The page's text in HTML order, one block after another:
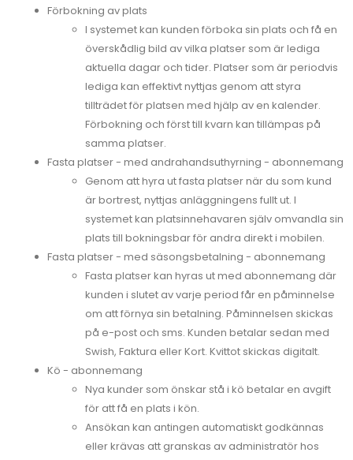
Förbokning av plats
I systemet kan kunden förboka sin plats och få en
överskådlig bild av vilka platser som är lediga
aktuella dagar och tider. Platser som är periodvis
lediga kan effektivt nyttjas genom att styra
tillträdet för platsen med hjälp av en kalender.
Förbokning och först till kvarn kan tillämpas på
samma platser.
Fasta platser - med andrahandsuthyrning - abonnemang
Genom att hyra ut fasta platser när du som kund
är bortrest, nyttjas anläggningens fullt ut. I
systemet kan platsinnehavaren själv omvandla sin
plats till bokningsbar för andra direkt i mobilen.
Fasta platser - med säsongsbetalning - abonnemang
Fasta platser kan hyras ut med abonnemang där
kunden i slutet av varje period får en påminnelse
om att förnya sin betalning. Påminnelsen skickas
på e-post och sms. Kunden betalar sedan med
Swish, Faktura eller Kort. Kvittot skickas digitalt.
Kö - abonnemang
Nya kunder som önskar stå i kö betalar en avgift
för att få en plats i kön.
Ansökan kan antingen automatiskt godkännas
eller krävas att granskas av administratör hos